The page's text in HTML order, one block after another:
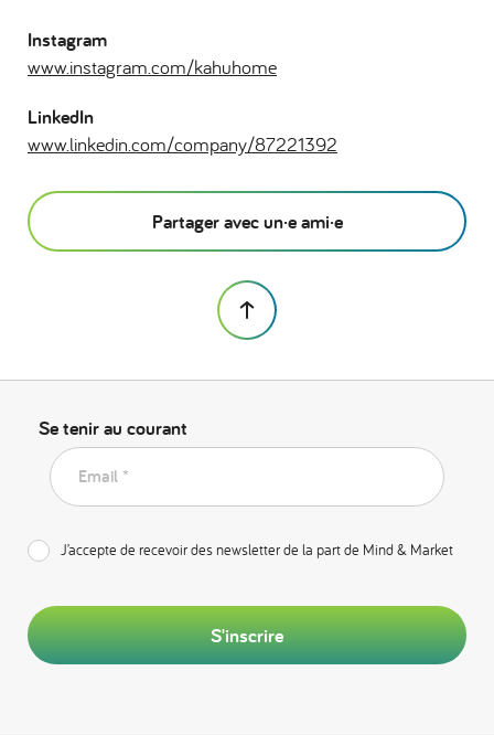
Instagram
www.instagram.com/kahuhome
LinkedIn
www.linkedin.com/company/87221392
Partager avec un·e ami·e
Se tenir au courant
Email *
J’accepte de recevoir des newsletter de la part de Mind & Market
S'inscrire